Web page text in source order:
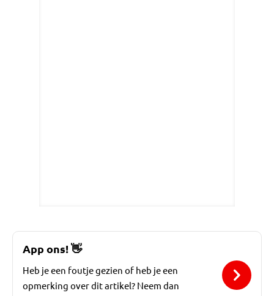
App ons!👋
Heb je een foutje gezien of heb je een
opmerking over dit artikel? Neem dan